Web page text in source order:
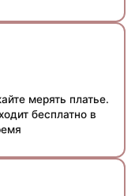
мерять платье.
бесплатно в